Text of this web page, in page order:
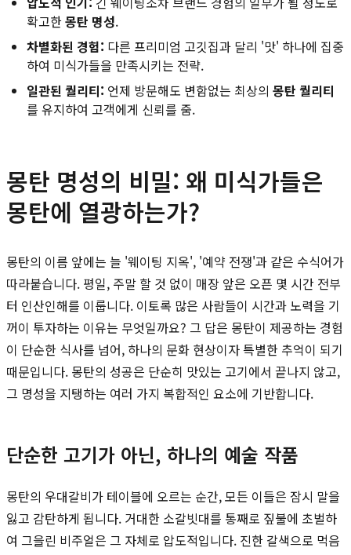
확고한몽탄 명성.
차별화된 경험: 다른 프리미엄 고깃집과 달리 '맛' 하나에 집중
하여 미식가들을 만족시키는 전략.
일관된 퀄리티: 언제 방문해도 변함없는 최상의 몽탄 퀄리티
를 유지하여 고객에게 신뢰를 줌.
몽탄 명성의 비밀: 왜 미식가들은
몽탄에 열광하는가?
몽탄의 이름 앞에는 늘 '웨이팅 지옥', '예약 전쟁'과 같은 수식어가
따라붙습니다. 평일, 주말 할 것 없이 매장 앞은 오픈 몇 시간 전부
터 인산인해를 이룹니다. 이토록 많은 사람들이 시간과 노력을 기
꺼이 투자하는 이유는 무엇일까요? 그 답은 몽탄이 제공하는 경험
이 단순한 식사를 넘어, 하나의 문화 현상이자 특별한 추억이 되기
때문입니다. 몽탄의 성공은 단순히 맛있는 고기에서 끝나지 않고,
그 명성을 지탱하는 여러 가지 복합적인 요소에 기반합니다.
단순한 고기가 아닌, 하나의 예술 작품
몽탄의 우대갈비가 테이블에 오르는 순간, 모든 이들은 잠시 말을
잃고 감탄하게 됩니다. 거대한 소갈빗대를 통째로 짚불에 초벌하
여 그을린 비주얼은 그 자체로 압도적입니다. 진한 갈색으로 먹음